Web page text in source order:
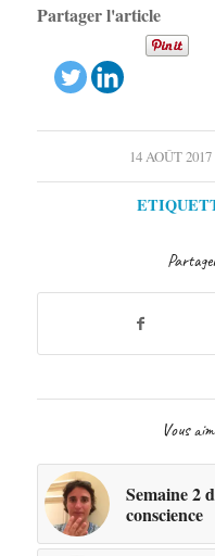
Partager l'article
14 AOÛT 2017
/
Vous
Semaine 2
conscience